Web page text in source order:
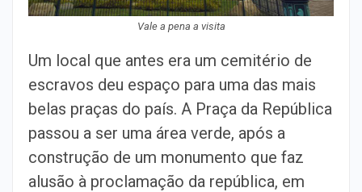
Vale a pena a visita
Um local que antes era um cemitério de
escravos deu espaço para uma das mais
belas praças do país. A Praça da República
passou a ser uma área verde, após a
construção de um monumento que faz
alusão à proclamação da república, em